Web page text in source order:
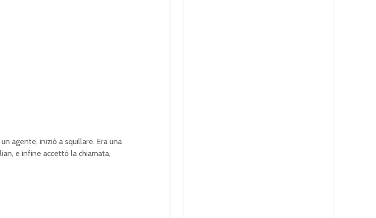
agente, iniziò a squillare. Era una
e infine accettò la chiamata,